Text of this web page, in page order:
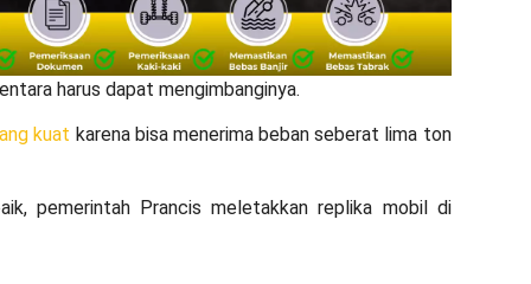
harus dapat mengimbanginya.
kuat karena bisa menerima beban seberat lima ton
pemerintah Prancis meletakkan replika mobil di